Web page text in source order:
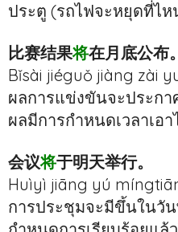
ประตู (รถไฟจะหยุดที่ไ
比赛结果将在月底公布。
Bǐsài jiéguǒ jiàng zài
ผลการแข่งขันจะประก
ผลมีการกำหนดเวลาเอา
会议将于明天举行。
Huìyì jiāng yú
การประชุมจะมีขึ้นในวั